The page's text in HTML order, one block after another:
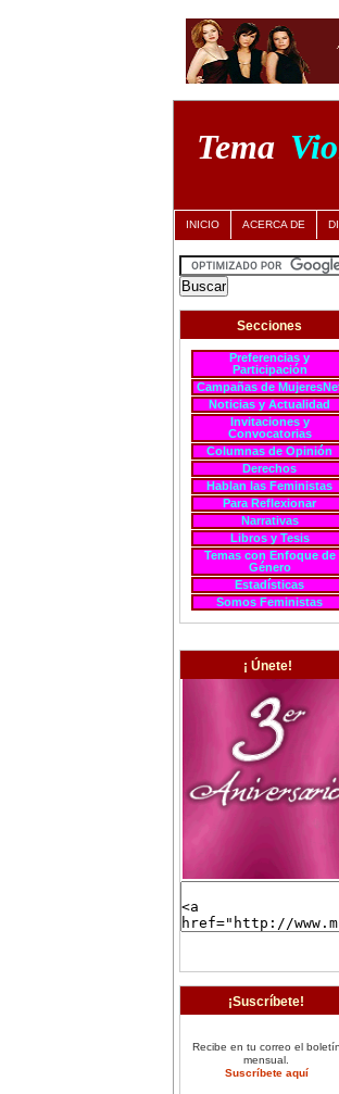
Tema
INICIO ACERCA DE
Secciones
Preferencias y
Participación
Campañas de
Noticias y Actualidad
Invitaciones y
Convocatorias
Columnas de Opinión
Derechos
Hablan las Feministas
Para Reflexionar
Narrativas
Libros y Tesis
Temas con Enfoque de
Género
Estadísticas
Somos Feministas
¡ Únete!
¡Suscríbete!
Recibe en tu correo el boletín
mensual.
Suscríbete aquí